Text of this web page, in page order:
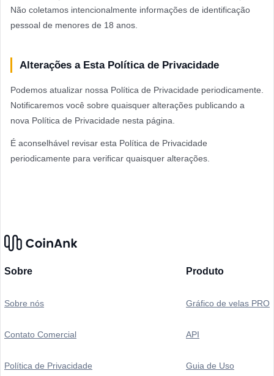
Não coletamos intencionalmente informações de identificação
pessoal de menores de 18 anos.
Alterações a Esta Política de Privacidade
Podemos atualizar nossa Política de Privacidade periodicamente.
Notificaremos você sobre quaisquer alterações publicando a
nova Política de Privacidade nesta página.
É aconselhável revisar esta Política de Privacidade
periodicamente para verificar quaisquer alterações.
Sobre
Sobre nós
Contato Comercial
Política de Privacidade
Produto
Gráfico de velas PRO
API
Guia de Uso